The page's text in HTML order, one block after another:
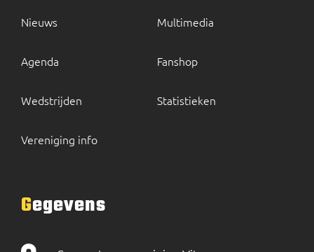
Nieuws
Agenda
Wedstrijden
Vereniging info
Multimedia
Fanshop
Statistieken
Gegevens